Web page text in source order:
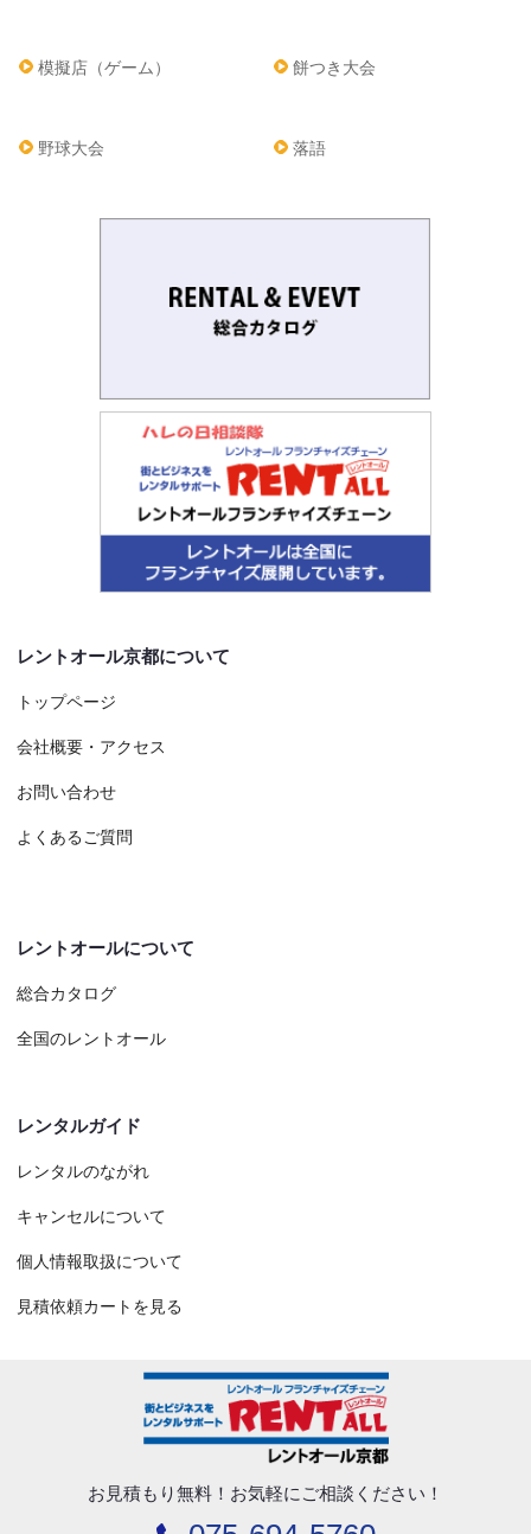
模擬店（ゲーム） 餅つき大会
野球大会 落語
レントオール京都について
トップページ
会社概要・アクセス
お問い合わせ
よくあるご質問
レントオールについて
総合カタログ
全国のレントオール
レンタルガイド
レンタルのながれ
キャンセルについて
個人情報取扱について
見積依頼カートを見る
お見積もり無料！ お気軽にご相談ください！